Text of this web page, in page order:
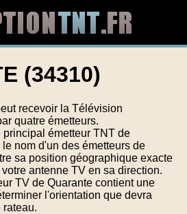
(34310)
recevoir la Télévision
quatre émetteurs.
principal émetteur TNT de
nom d'un des émetteurs de
sa position géographique exacte
antenne TV en sa direction.
TV de Quarante contient une
l'orientation que devra
rateau.